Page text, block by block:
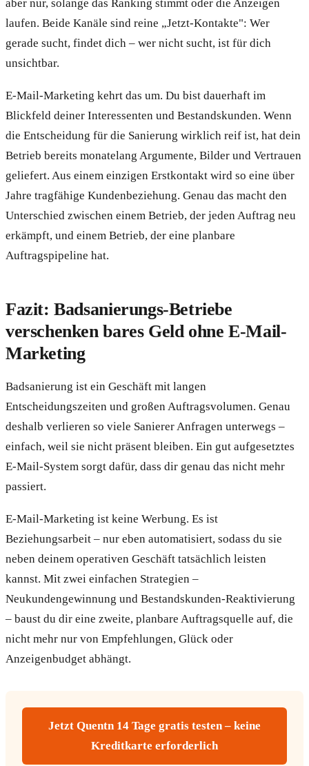
aber nur, solange das Ranking stimmt oder die Anzeigen
laufen. Beide Kanäle sind reine „Jetzt-Kontakte": Wer
gerade sucht, findet dich – wer nicht sucht, ist für dich
unsichtbar.
E-Mail-Marketing kehrt das um. Du bist dauerhaft im
Blickfeld deiner Interessenten und Bestandskunden. Wenn
die Entscheidung für die Sanierung wirklich reif ist, hat dein
Betrieb bereits monatelang Argumente, Bilder und Vertrauen
geliefert. Aus einem einzigen Erstkontakt wird so eine über
Jahre tragfähige Kundenbeziehung. Genau das macht den
Unterschied zwischen einem Betrieb, der jeden Auftrag neu
erkämpft, und einem Betrieb, der eine planbare
Auftragspipeline hat.
Fazit: Badsanierungs-Betriebe
verschenken bares Geld ohne E-Mail-
Marketing
Badsanierung ist ein Geschäft mit langen
Entscheidungszeiten und großen Auftragsvolumen. Genau
deshalb verlieren so viele Sanierer Anfragen unterwegs –
einfach, weil sie nicht präsent bleiben. Ein gut aufgesetztes
E-Mail-System sorgt dafür, dass dir genau das nicht mehr
passiert.
E-Mail-Marketing ist keine Werbung. Es ist
Beziehungsarbeit – nur eben automatisiert, sodass du sie
neben deinem operativen Geschäft tatsächlich leisten
kannst. Mit zwei einfachen Strategien –
Neukundengewinnung und Bestandskunden-Reaktivierung
– baust du dir eine zweite, planbare Auftragsquelle auf, die
nicht mehr nur von Empfehlungen, Glück oder
Anzeigenbudget abhängt.
Jetzt Quentn 14 Tage gratis testen – keine
Kreditkarte erforderlich